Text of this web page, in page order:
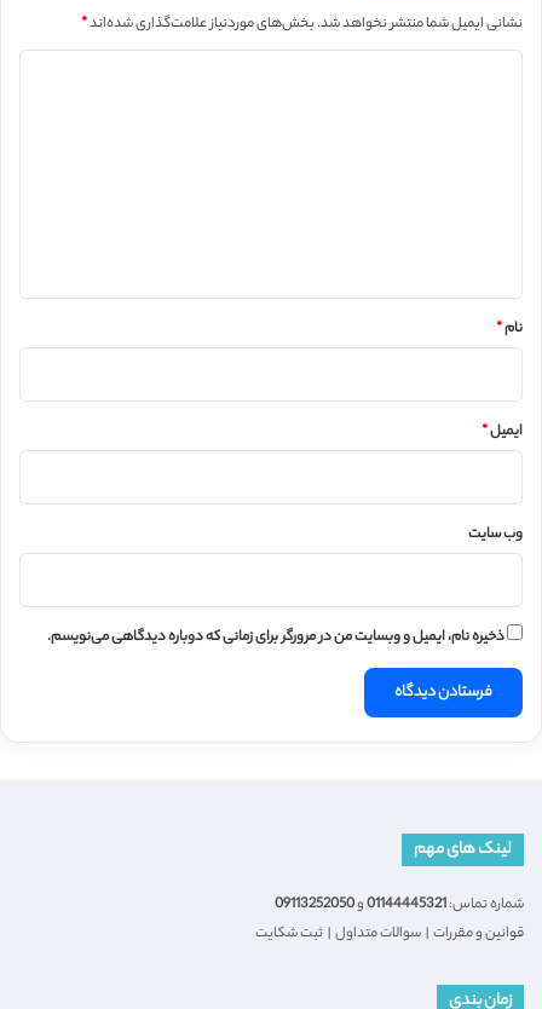
نشانی ایمیل شما منتشر نخواهد شد.بخش‌های موردنیاز علامت‌گذاری شده‌اند*
نام*
ایمیل*
وب‌ سایت
ذخیره نام، ایمیل و وبسایت من در مرورگر برای زمانی که دوباره دیدگاهی می‌نویسم.
لینک های مهم
شماره تماس:01144445321و09113252050
قوانین و مقررات | سوالات متداول | ثبت شکایت
زمان بندی